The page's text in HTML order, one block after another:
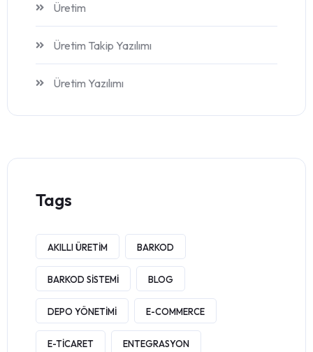
Üretim
Üretim Takip Yazılımı
Üretim Yazılımı
Tags
AKILLI ÜRETIM BARKOD
BARKOD SISTEMI BLOG
DEPO YÖNETIMI E-COMMERCE
E-TICARET ENTEGRASYON